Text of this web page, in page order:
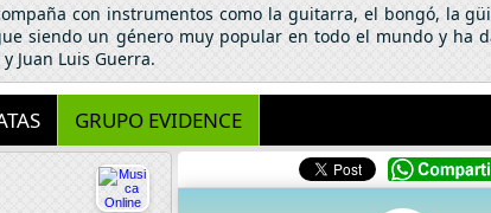
con instrumentos como la guitarra, el bongó, la
siendo un género muy popular en todo el mundo y ha
Juan Luis Guerra.
GRUPO EVIDENCE